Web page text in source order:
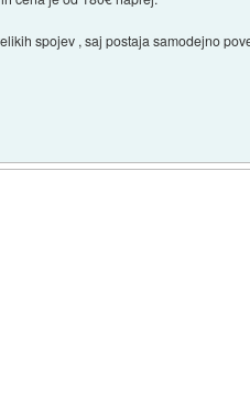
spojev , saj postaja samodejno